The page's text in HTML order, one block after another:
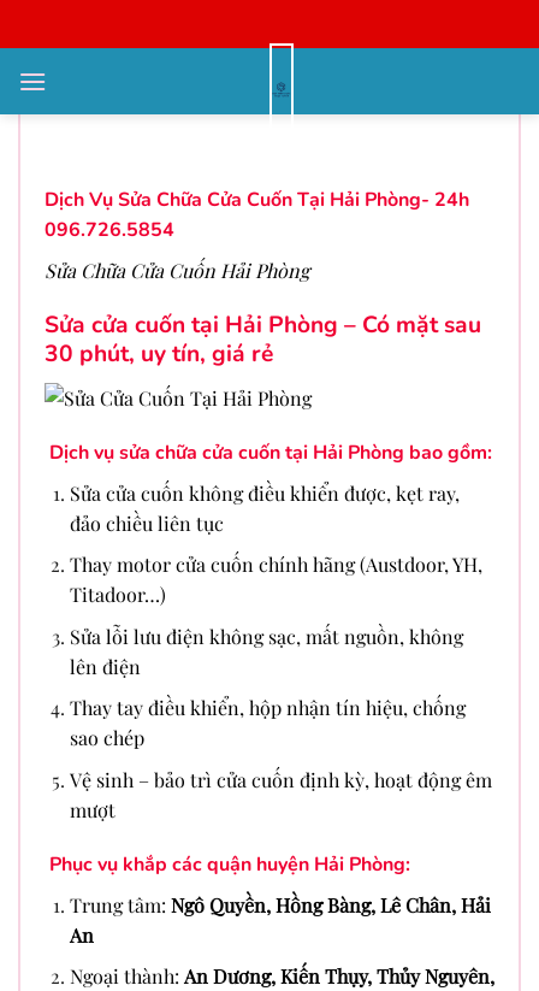
qua
nội
Dịch Vụ Sửa Chữa Cửa Cuốn Tại
Dịch Vụ Sửa Chữa Cửa Cuốn Tại Hải Phòng- 24h
096.726.5854
Sửa Chữa Cửa Cuốn Hải Phòng
Sửa cửa cuốn tại Hải Phòng – Có mặt sau
30 phút, uy tín, giá rẻ
Dịch vụ sửa chữa cửa cuốn tại Hải Phòng bao gồm:
Sửa cửa cuốn không điều khiển được, kẹt ray,
đảo chiều liên tục
Thay motor cửa cuốn chính hãng (Austdoor, YH,
Titadoor…)
Sửa lỗi lưu điện không sạc, mất nguồn, không
lên điện
Thay tay điều khiển, hộp nhận tín hiệu, chống
sao chép
Vệ sinh – bảo trì cửa cuốn định kỳ, hoạt động êm
mượt
Phục vụ khắp các quận huyện Hải Phòng:
Trung tâm: Ngô Quyền, Hồng Bàng, Lê Chân, Hải
An
Ngoại thành:An Dương, Kiến Thụy, Thủy Nguyên,